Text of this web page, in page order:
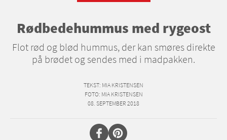
Rødbedehummus med rygeost
Flot rød og blød hummus, der kan smøres direkte
på brødet og sendes med i madpakken.
TEKST: MIA KRISTENSEN
FOTO: MIA KRISTENSEN
08. SEPTEMBER 2018